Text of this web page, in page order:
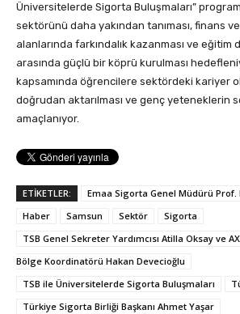
Üniversitelerde Sigorta Buluşmaları”
sektörünü daha yakından tanıması, finans ve
alanlarında farkındalık kazanması ve eğitim
arasında güçlü bir köprü kurulması
kapsamında öğrencilere sektördeki kariyer
doğrudan aktarılması ve genç yeteneklerin
amaçlanıyor.
ETİKETLER:
Emaa Sigorta Genel Müdürü Prof.
Haber
Samsun Sektör
Sigorta
TSB Genel Sekreter Yardımcısı Atilla Oksay ve
Bölge Koordinatörü Hakan Devecioğlu
TSB ile Üniversitelerde Sigorta Buluşmaları
Türkiye Sigorta Birliği Başkanı Ahmet Yaşar